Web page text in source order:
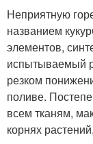
Неприятную
названием
элементов,
испытываемый
резком
поливе.
всем тканям,
корнях